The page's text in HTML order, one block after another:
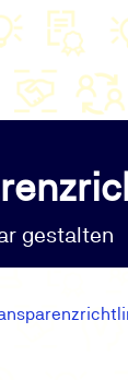
gestalten